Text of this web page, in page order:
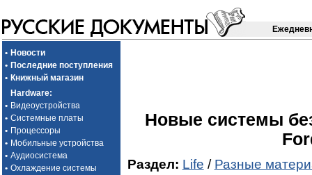
• Новости
• Последние поступления
• Книжный магазин
Hardware:
• Видеоустройства
• Системные платы
• Процессоры
• Мобильные устройства
• Аудиосистема
• Охлаждение системы
Новые системы
Раздел: Life / Разные